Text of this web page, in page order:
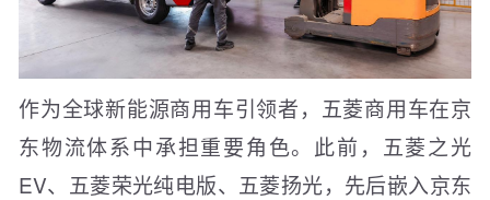
作为全球新能源商用车引领者，五菱商用车在京
东物流体系中承担重要角色。此前，五菱之光
EV、五菱荣光纯电版、五菱扬光，先后嵌入京东